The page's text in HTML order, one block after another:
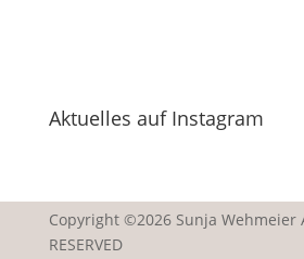
Aktuelles auf Instagram
Copyright ©2026 Sunja Wehmeier
RESERVED